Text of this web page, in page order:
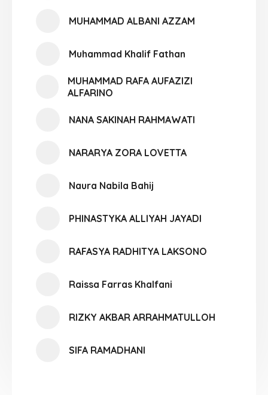
MUHAMMAD ALBANI AZZAM
Muhammad Khalif Fathan
MUHAMMAD RAFA AUFAZIZI
ALFARINO
NANA SAKINAH RAHMAWATI
NARARYA ZORA LOVETTA
Naura Nabila Bahij
PHINASTYKA ALLIYAH JAYADI
RAFASYA RADHITYA LAKSONO
Raissa Farras Khalfani
RIZKY AKBAR ARRAHMATULLOH
SIFA RAMADHANI